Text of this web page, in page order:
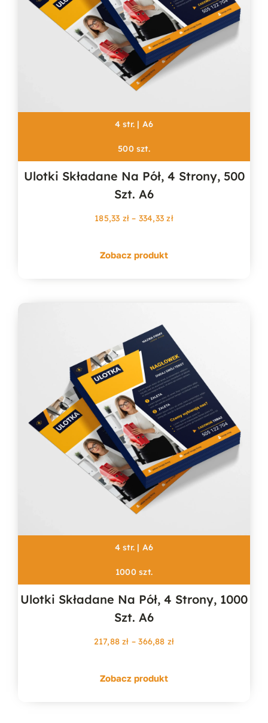
4 str. | A6
500 szt.
Ulotki Składane Na Pół, 4 Strony, 500
Szt. A6
185,33 zł – 334,33złZakres
Zobacz produkt
4 str. | A6
1000 szt.
Ulotki Składane Na Pół, 4 Strony, 1000
Szt. A6
217,88zł – 366,88 złZakres
Zobacz produkt